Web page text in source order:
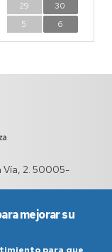
29
30
5 6
Vía, 2. 50005-
mejorar su